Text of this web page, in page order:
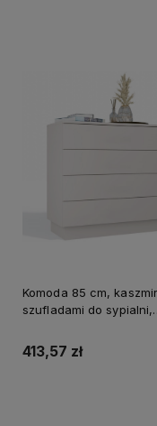
Komoda 85 cm,
szufladami do sypialni,
413,57 zł